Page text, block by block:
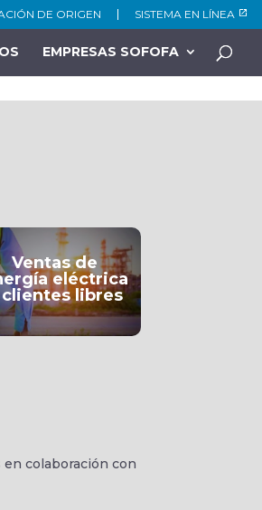
DE ORIGEN SISTEMA EN LÍNEA
EMPRESAS SOFOFA
Ventas de
eléctrica
clientes libres
colaboración con